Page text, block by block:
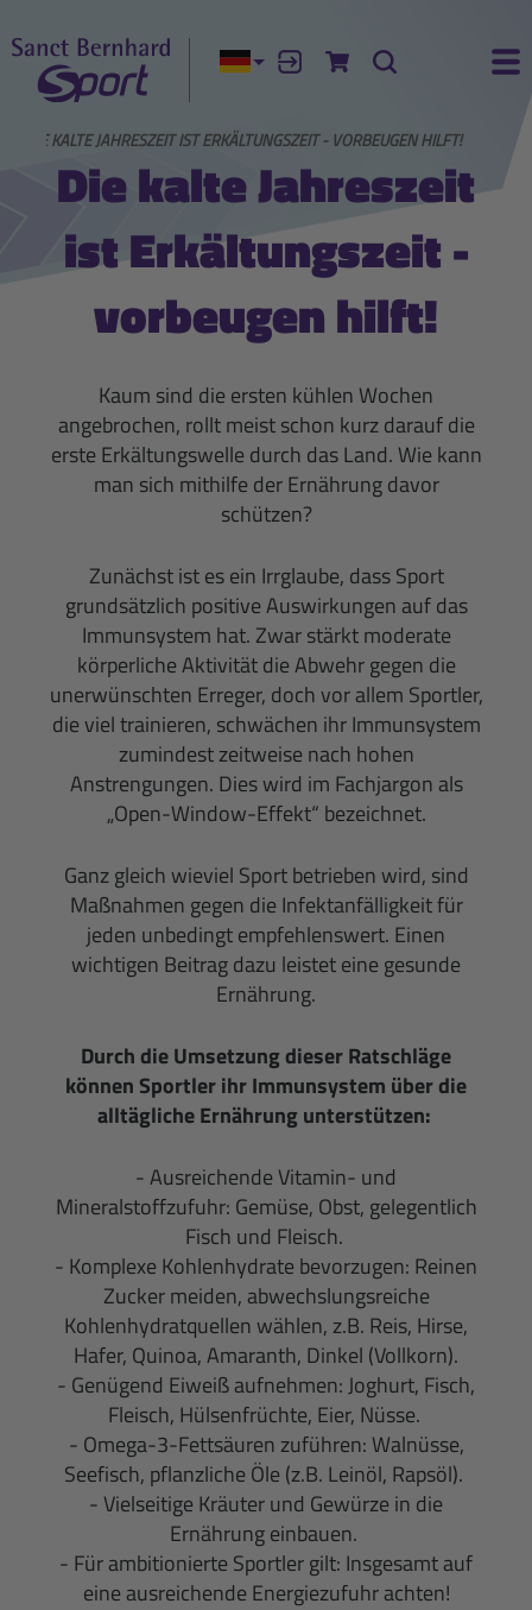
Aktuelle Sprache:
AnmeldenZum Warenkorb
Suche
DIE KALTE JAHRESZEIT IST ERKÄLTUNGSZEIT - VORBEUGEN HILFT!
Die kalte Jahreszeit
ist Erkältungszeit -
vorbeugen hilft!
Kaum sind die ersten kühlen Wochen
angebrochen, rollt meist schon kurz darauf die
erste Erkältungswelle durch das Land. Wie kann
man sich mithilfe der Ernährung davor
schützen?
Zunächst ist es ein Irrglaube, dass Sport
grundsätzlich positive Auswirkungen auf das
Immunsystem hat. Zwar stärkt moderate
körperliche Aktivität die Abwehr gegen die
unerwünschten Erreger, doch vor allem Sportler,
die viel trainieren, schwächen ihr Immunsystem
zumindest zeitweise nach hohen
Anstrengungen. Dies wird im Fachjargon als
„Open-Window-Effekt“ bezeichnet.
Ganz gleich wieviel Sport betrieben wird, sind
Maßnahmen gegen die Infektanfälligkeit für
jeden unbedingt empfehlenswert. Einen
wichtigen Beitrag dazu leistet eine gesunde
Ernährung.
Durch die Umsetzung dieser Ratschläge
können Sportler ihr Immunsystem über die
alltägliche Ernährung unterstützen:
- Ausreichende Vitamin- und
Mineralstoffzufuhr: Gemüse, Obst, gelegentlich
Fisch und Fleisch.
- Komplexe Kohlenhydrate bevorzugen: Reinen
Zucker meiden, abwechslungsreiche
Kohlenhydratquellen wählen, z.B. Reis, Hirse,
Hafer, Quinoa, Amaranth, Dinkel (Vollkorn).
- Genügend Eiweiß aufnehmen: Joghurt, Fisch,
Fleisch, Hülsenfrüchte, Eier, Nüsse.
- Omega-3-Fettsäuren zuführen: Walnüsse,
Seefisch, pflanzliche Öle (z.B. Leinöl, Rapsöl).
- Vielseitige Kräuter und Gewürze in die
Ernährung einbauen.
- Für ambitionierte Sportler gilt: Insgesamt auf
eine ausreichende Energiezufuhr achten!